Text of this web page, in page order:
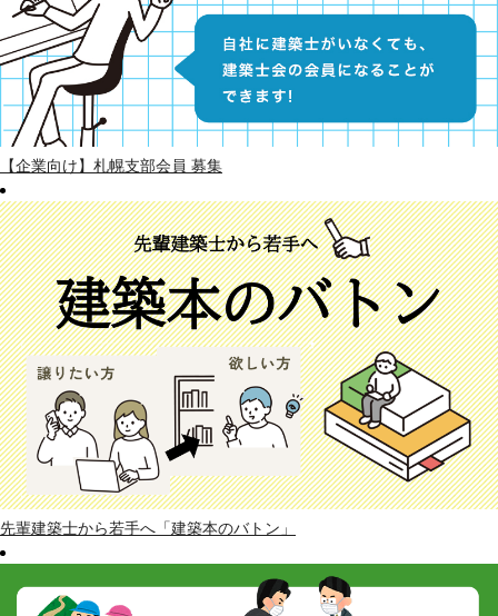
【企業向け】札幌支部会員 募集
先輩建築士から若手へ「建築本のバトン」